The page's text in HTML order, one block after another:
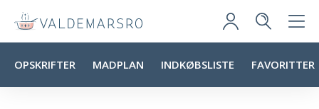
OPSKRIFTER MADPLAN INDKØBSLISTE FAVORITTER